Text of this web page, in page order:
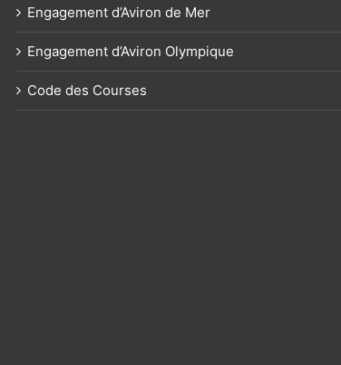
Engagement d’Aviron de Mer
Engagement d’Aviron Olympique
Code des Courses